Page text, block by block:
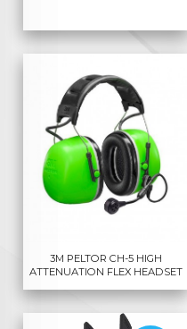
3M PELTOR CH-5 HIGH
ATTENUATION FLEX HEADSET